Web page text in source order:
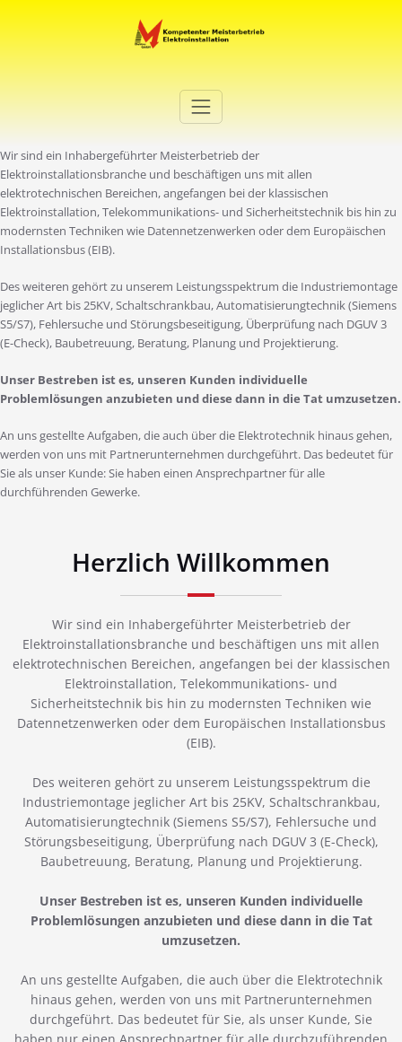
Elektro Martini
Wir sind ein Inhabergeführter Meisterbetrieb der
Elektroinstallationsbranche und beschäftigen uns mit allen
elektrotechnischen Bereichen, angefangen bei der klassischen
Elektroinstallation, Telekommunikations- und Sicherheitstechnik bis hin zu
modernsten Techniken wie Datennetzenwerken oder dem Europäischen
Installationsbus (EIB).
Des weiteren gehört zu unserem Leistungsspektrum die Industriemontage
jeglicher Art bis 25KV, Schaltschrankbau, Automatisierungtechnik (Siemens
S5/S7), Fehlersuche und Störungsbeseitigung, Überprüfung nach DGUV 3
(E-Check), Baubetreuung, Beratung, Planung und Projektierung.
Unser Bestreben ist es, unseren Kunden individuelle
Problemlösungen anzubieten und diese dann in die Tat umzusetzen.
An uns gestellte Aufgaben, die auch über die Elektrotechnik hinaus gehen,
werden von uns mit Partnerunternehmen durchgeführt. Das bedeutet für
Sie als unser Kunde: Sie haben einen Ansprechpartner für alle
durchführenden Gewerke.
Herzlich Willkommen
Wir sind ein Inhabergeführter Meisterbetrieb der
Elektroinstallationsbranche und beschäftigen uns mit allen
elektrotechnischen Bereichen, angefangen bei der klassischen
Elektroinstallation, Telekommunikations- und
Sicherheitstechnik bis hin zu modernsten Techniken wie
Datennetzenwerken oder dem Europäischen Installationsbus
(EIB).
Des weiteren gehört zu unserem Leistungsspektrum die
Industriemontage jeglicher Art bis 25KV, Schaltschrankbau,
Automatisierungtechnik (Siemens S5/S7), Fehlersuche und
Störungsbeseitigung, Überprüfung nach DGUV 3 (E-Check),
Baubetreuung, Beratung, Planung und Projektierung.
Unser Bestreben ist es, unseren Kunden individuelle
Problemlösungen anzubieten und diese dann in die Tat
umzusetzen.
An uns gestellte Aufgaben, die auch über die Elektrotechnik
hinaus gehen, werden von uns mit Partnerunternehmen
durchgeführt. Das bedeutet für Sie, als unser Kunde, Sie